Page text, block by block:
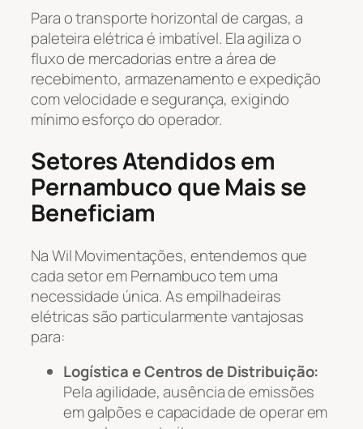
Para o transporte horizontal de cargas, a
paleteira elétrica é imbatível. Ela agiliza o
fluxo de mercadorias entre a área de
recebimento, armazenamento e expedição
com velocidade e segurança, exigindo
mínimo esforço do operador.
Setores Atendidos em
Pernambuco que Mais se
Beneficiam
Na Wil Movimentações, entendemos que
cada setor em Pernambuco tem uma
necessidade única. As empilhadeiras
elétricas são particularmente vantajosas
para:
Logística e Centros de Distribuição:
Pela agilidade, ausência de emissões
em galpões e capacidade de operar em